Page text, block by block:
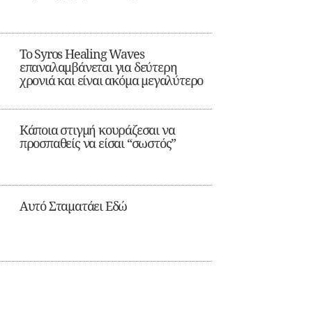
Το Syros Healing Waves
επαναλαμβάνεται για δεύτερη
χρονιά και είναι ακόμα μεγαλύτερο
Κάποια στιγμή κουράζεσαι να
προσπαθείς να είσαι “σωστός”
Αυτό Σταματάει Εδώ